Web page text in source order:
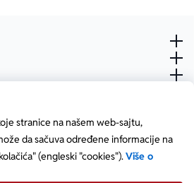
stranice na našem web-sajtu,
da sačuva određene informacije na
(engleski "cookies").Više o